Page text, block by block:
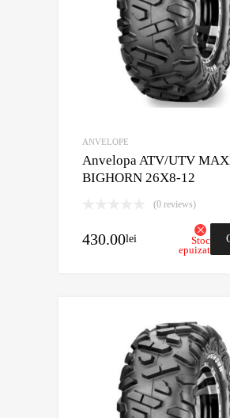
ANVELOPE
Anvelopa ATV/UTV
BIGHORN 26X8-12
(0 reviews)
430.00lei
Stoc
epuizat